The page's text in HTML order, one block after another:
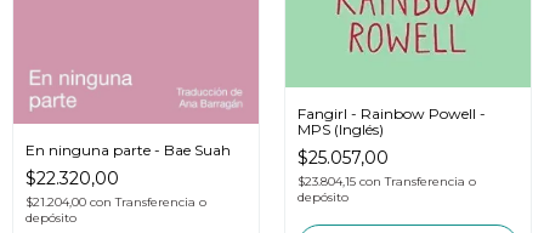
En ninguna parte - Bae Suah
$22.320,00
$21.204,00 con Transferencia o
depósito
Fangirl - Rainbow Powell -
MPS (Inglés)
$25.057,00
$23.804,15 con Transferencia o
depósito